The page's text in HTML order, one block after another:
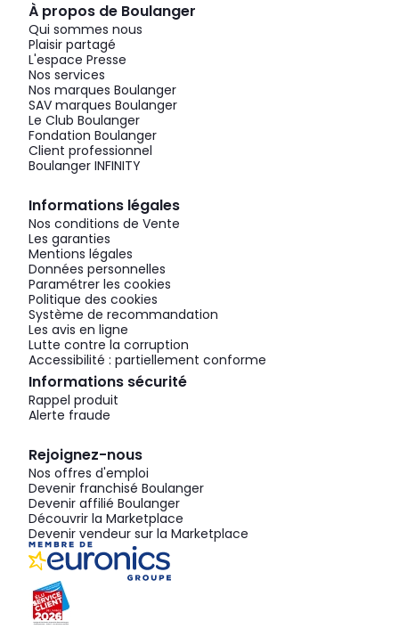
À propos de Boulanger
Qui sommes nous
Plaisir partagé
L'espace Presse
Nos services
Nos marques Boulanger
SAV marques Boulanger
Le Club Boulanger
Fondation Boulanger
Client professionnel
Boulanger INFINITY
Informations légales
Nos conditions de Vente
Les garanties
Mentions légales
Données personnelles
Paramétrer les cookies
Politique des cookies
Système de recommandation
Les avis en ligne
Lutte contre la corruption
Accessibilité : partiellement conforme
Informations sécurité
Rappel produit
Alerte fraude
Rejoignez-nous
Nos offres d'emploi
Devenir franchisé Boulanger
Devenir affilié Boulanger
Découvrir la Marketplace
Devenir vendeur sur la Marketplace